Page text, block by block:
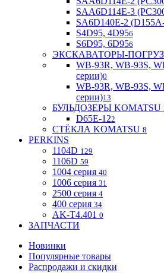
SAA6D114E-3
SA6D140E-2
S4D95, 4D956
S6D95, 6D956
ЭКСКАВАТОРЫ-
WB-93R, WB-93S,
серии)0
WB-93R, WB-93S,
серии)13
БУЛЬДОЗЕРЫ KOMATSU
D65E-122
СТЁКЛА KOMATSU 8
PERKINS
1104D 129
1106D 59
1004 серия 40
1006 серия 31
2500 серия 4
400 серия 34
AK-T4.401 0
ЗАПЧАСТИ
Новинки
Популярные товары
Распродажи и скидки